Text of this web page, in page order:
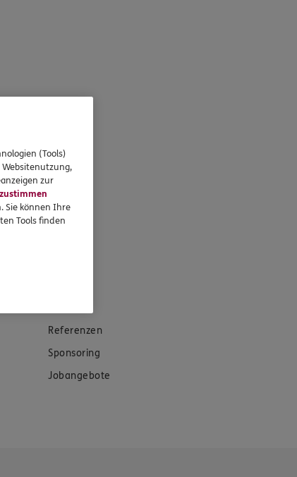
sowie auch
erhalte ich
Referenzen
Sponsoring
Jobangebote
(Tools)
Websitenutzung,
zur
Sie können Ihre
Tools finden